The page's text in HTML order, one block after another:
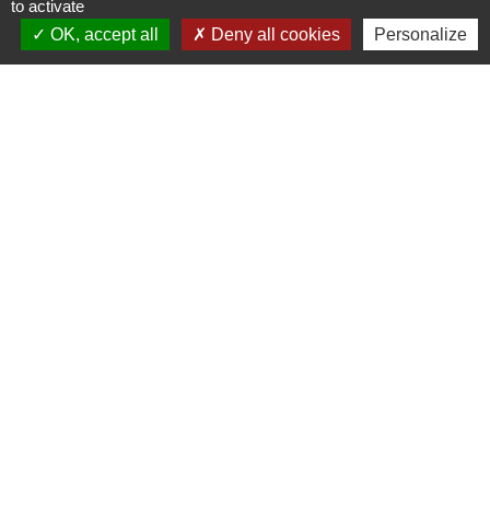
Contact par formulaire
to activate
OK, accept all
Deny all cookies Personalize